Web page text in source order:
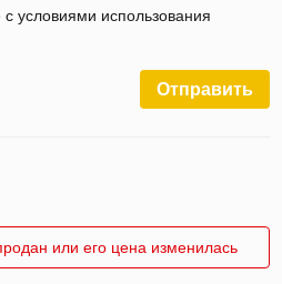
условиями использования
Отправить
или его цена изменилась